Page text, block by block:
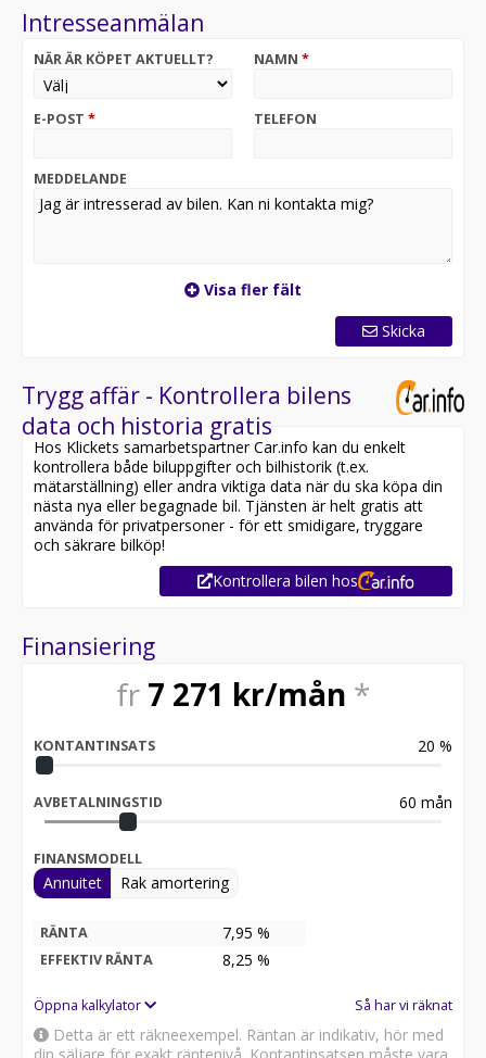
Vi erbjuder finansieringsalternativ via med möjlighet till
Alla bilar är tillgängliga för export - All cars care
19560 Arlandastad med över 700st Transportbilar på
samma plats
Intresseanmälan
NÄR ÄR KÖPET AKTUELLT? NAMN *
E-POST * TELEFON
MEDDELANDE
Visa fler fält
Skicka
Trygg affär - Kontrollera bilens
data och historia gratis
Hos Klickets samarbetspartner Car.info kan du enkelt
kontrollera både biluppgifter och bilhistorik (t.ex.
mätarställning) eller andra viktiga data när du ska köpa din
nästa nya eller begagnade bil. Tjänsten är helt gratis att
använda för privatpersoner - för ett smidigare, tryggare
och säkrare bilköp!
Kontrollera bilen hos
Finansiering
fr 7 271 kr/mån *
KONTANTINSATS 20 %
AVBETALNINGSTID 60 mån
FINANSMODELL
Annuitet Rak amortering
RÄNTA 7,95 %
EFFEKTIV RÄNTA 8,25 %
Öppna kalkylator Så har vi räknat
Detta är ett räkneexempel. Räntan är indikativ, hör med
din säljare för exakt räntenivå. Kontantinsatsen måste vara